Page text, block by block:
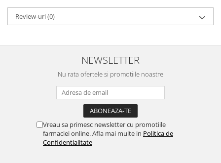
Review-uri(0)
NEWSLETTER
Nu rata ofertele si promotiile noastre
Vreau sa primesc newsletter cu promotiile
farmaciei online. Afla mai multe in Politica de
Confidentialitate